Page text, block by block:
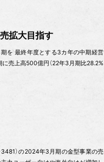
拡大目指す
を 最終年度とする3カ年の中期経営
に売上高500億円（22年3月期比28.2%
3481）の2024年3月期の金型事業の売